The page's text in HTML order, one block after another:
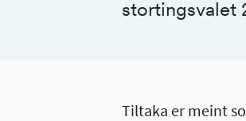
stortingsvalet
Tiltaka er meint